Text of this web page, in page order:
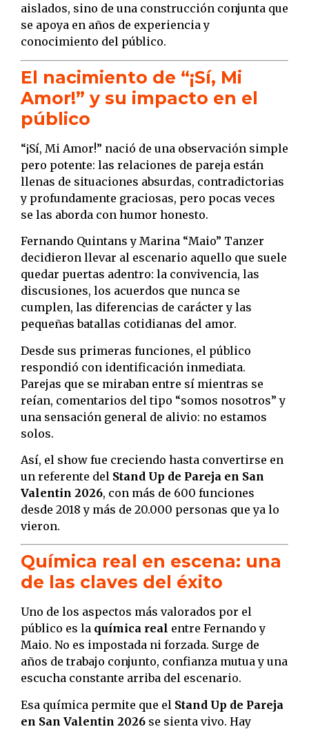
aislados, sino de una construcción conjunta que
se apoya en años de experiencia y
conocimiento del público.
El nacimiento de “¡Sí, Mi
Amor!” y su impacto en el
público
“¡Sí, Mi Amor!” nació de una observación simple
pero potente: las relaciones de pareja están
llenas de situaciones absurdas, contradictorias
y profundamente graciosas, pero pocas veces
se las aborda con humor honesto.
Fernando Quintans y Marina “Maio” Tanzer
decidieron llevar al escenario aquello que suele
quedar puertas adentro: la convivencia, las
discusiones, los acuerdos que nunca se
cumplen, las diferencias de carácter y las
pequeñas batallas cotidianas del amor.
Desde sus primeras funciones, el público
respondió con identificación inmediata.
Parejas que se miraban entre sí mientras se
reían, comentarios del tipo “somos nosotros” y
una sensación general de alivio: no estamos
solos.
Así, el show fue creciendo hasta convertirse en
un referente del Stand Up de Pareja en San
Valentin 2026, con más de 600 funciones
desde 2018 y más de 20.000 personas que ya lo
vieron.
Química real en escena: una
de las claves del éxito
Uno de los aspectos más valorados por el
público es la química real entre Fernando y
Maio. No es impostada ni forzada. Surge de
años de trabajo conjunto, confianza mutua y una
escucha constante arriba del escenario.
Esa química permite que el Stand Up de Pareja
en San Valentin 2026 se sienta vivo. Hay